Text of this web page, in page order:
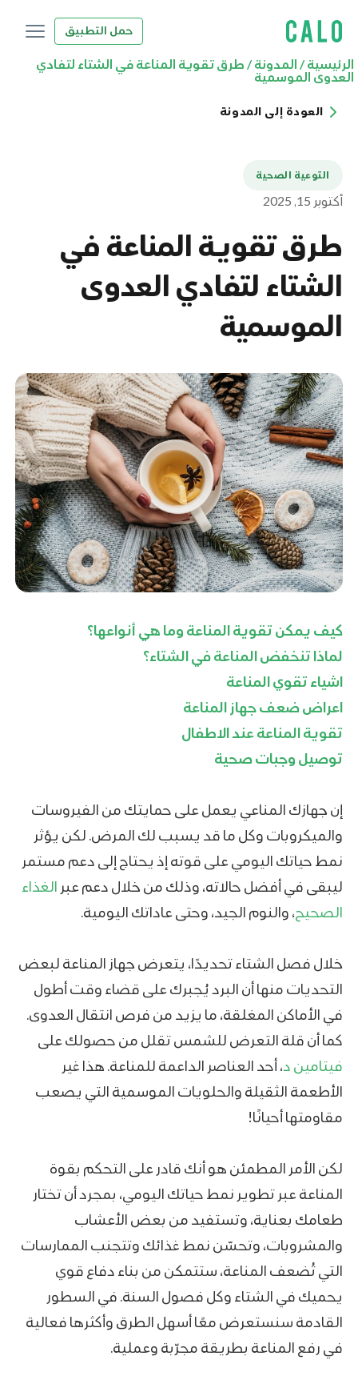
حمل التطبيق
الرئيسية/ المدونة/ طرق تقوية المناعة في الشتاء لتفادي
العدوى الموسمية
العودة إلى المدونة
التوعية الصحية
أكتوبر 15, 2025
طرق تقوية المناعة في
الشتاء لتفادي العدوى
الموسمية
كيف يمكن تقوية المناعة وما هي أنواعها؟
لماذا تنخفض المناعة في الشتاء؟
اشياء تقوي المناعة
اعراض ضعف جهاز المناعة
تقوية المناعة عند الاطفال
توصيل وجبات صحية
إن جهازك المناعي يعمل على حمايتك من الفيروسات
والميكروبات وكل ما قد يسبب لك المرض. لكن يؤثر
نمط حياتك اليومي على قوته إذ يحتاج إلى دعم مستمر
ليبقى في أفضل حالاته، وذلك من خلال دعم عبر الغذاء
الصحيح، والنوم الجيد، وحتى عاداتك اليومية.
خلال فصل الشتاء تحديدًا، يتعرض جهاز المناعة لبعض
التحديات منها أن البرد يُجبرك على قضاء وقت أطول
في الأماكن المغلقة، ما يزيد من فرص انتقال العدوى.
كما أن قلة التعرض للشمس تقلل من حصولك على
فيتامين د، أحد العناصر الداعمة للمناعة. هذا غير
الأطعمة الثقيلة والحلويات الموسمية التي يصعب
مقاومتها أحيانًا!
لكن الأمر المطمئن هو أنك قادر على التحكم بقوة
المناعة عبر تطوير نمط حياتك اليومي، بمجرد أن تختار
طعامك بعناية، وتستفيد من بعض الأعشاب
والمشروبات، وتحسّن نمط غذائك وتتجنب الممارسات
التي تُضعف المناعة، ستتمكن من بناء دفاع قوي
يحميك في الشتاء وكل فصول السنة. في السطور
القادمة سنستعرض معًا أسهل الطرق وأكثرها فعالية
في رفع المناعة بطريقة مجرّبة وعملية.